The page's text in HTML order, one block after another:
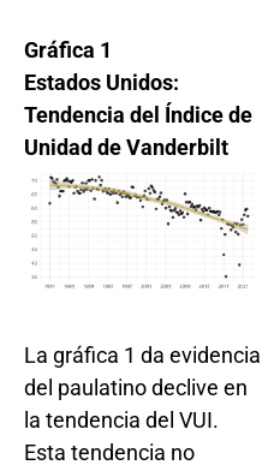
Gráfica 1
Estados Unidos:
Tendencia del Índice de
Unidad de Vanderbilt
La gráfica 1 da evidencia
del paulatino declive en
la tendencia del VUI.
Esta tendencia no